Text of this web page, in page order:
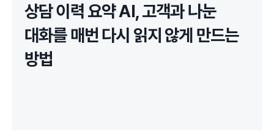
상담 이력 요약 AI, 고객과 나눈
대화를 매번 다시 읽지 않게 만드는
방법